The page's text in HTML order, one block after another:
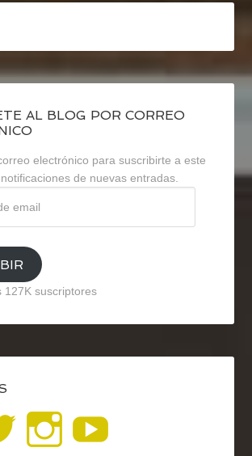
AL BLOG POR CORREO
electrónico para suscribirte a este
de nuevas entradas.
127K suscriptores
VerVer